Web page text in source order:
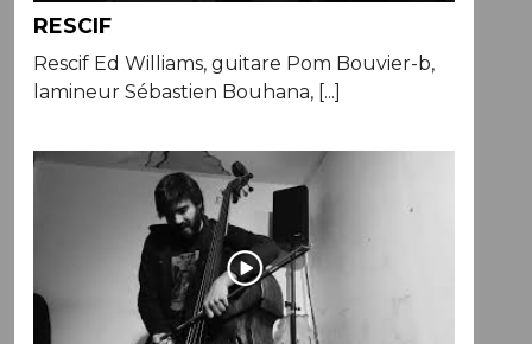
RESCIF
Rescif Ed Williams, guitare Pom Bouvier-b,
lamineur Sébastien Bouhana, [...]